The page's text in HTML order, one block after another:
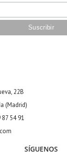
22B
(Madrid)
54 91
SÍGUENOS